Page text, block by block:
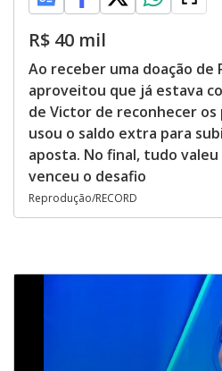
R$ 40 mil
Ao receber uma doação de
aproveitou que já estava
de Victor de reconhecer
usou o saldo extra para
aposta. No final, tudo
venceu o desafio
Reprodução/RECORD